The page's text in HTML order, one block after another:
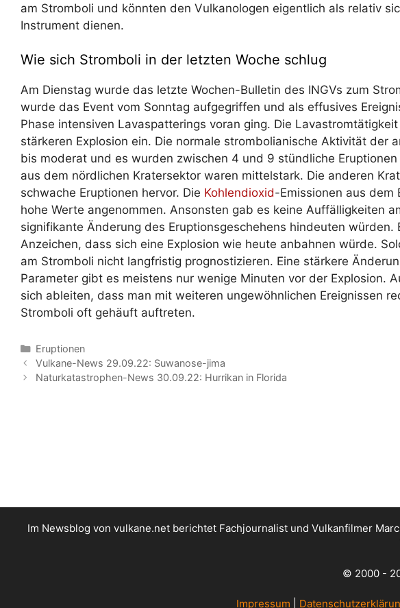
am Stromboli und könnten den Vulkanologen eigentlich als relativ
Instrument dienen.
Wie sich Stromboli in der letzten Woche schlug
Am Dienstag wurde das letzte Wochen-Bulletin des INGVs zum
wurde das Event vom Sonntag aufgegriffen und als effusives
Phase intensiven Lavaspatterings voran ging. Die
stärkeren Explosion ein. Die normale strombolianische Aktivität der
bis moderat und es wurden zwischen 4 und 9 stündliche
aus dem nördlichen Kratersektor waren mittelstark. Die anderen
schwache Eruptionen hervor. Die Kohlendioxid-Emissionen aus
hohe Werte angenommen. Ansonsten gab es keine Auffälligkeiten
signifikante Änderung des Eruptionsgeschehens hindeuten würden.
Anzeichen, dass sich eine Explosion wie heute anbahnen würde.
am Stromboli nicht langfristig prognostizieren. Eine stärkere
Parameter gibt es meistens nur wenige Minuten vor der Explosion.
sich ableiten, dass man mit weiteren ungewöhnlichen Ereignissen
Stromboli oft gehäuft auftreten.
Kategorien
Eruptionen
Vulkane-News 29.09.22: Suwanose-jima
Naturkatastrophen-News 30.09.22: Hurrikan in Florida
Im Newsblog von vulkane.net berichtet Fachjournalist und Vulkanfilmer
© 2000 -
Impressum